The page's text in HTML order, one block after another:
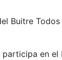
Buitre
en el